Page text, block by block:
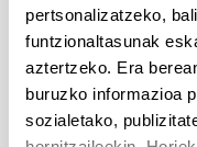
pertsonalizatzeko,
funtzionaltasunak
aztertzeko. Era
buruzko informazioa
sozialetako,